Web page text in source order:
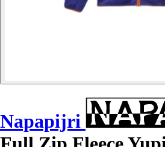
Napapijri